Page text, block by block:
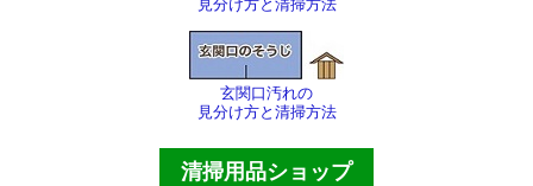
見分け方と清掃方法
玄関口汚れの
見分け方と清掃方法
清掃用品ショップ